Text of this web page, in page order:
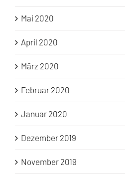
Mai 2020
April 2020
März 2020
Februar 2020
Januar 2020
Dezember 2019
November 2019